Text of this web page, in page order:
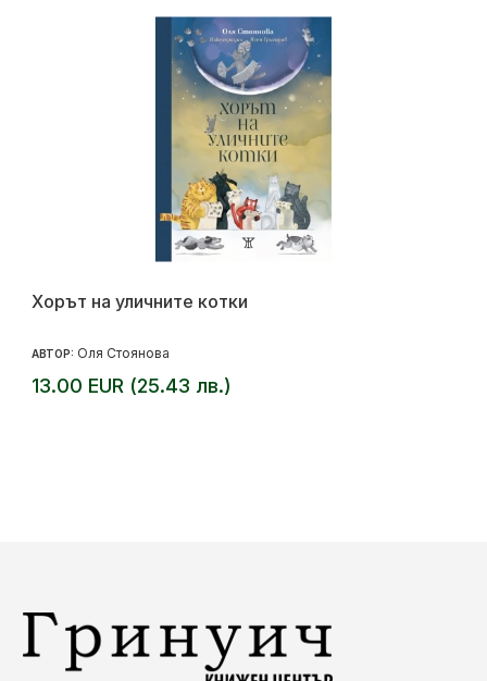
Хорът на уличните котки
АВТОР: Оля Стоянова
13.00 EUR (25.43 лв.)